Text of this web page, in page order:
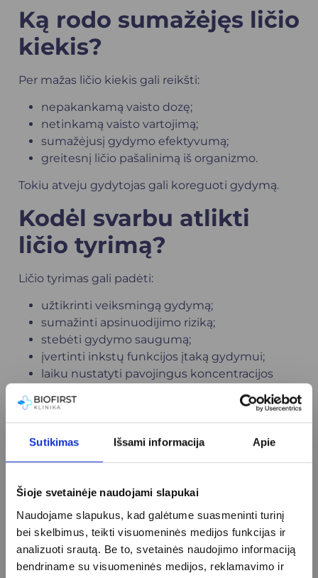
Sutikimas Išsami informacija Apie
Šioje svetainėje naudojami slapukai
Naudojame slapukus, kad galėtume suasmeninti turinį
bei skelbimus, teikti visuomeninės medijos funkcijas ir
analizuoti srautą. Be to, svetainės naudojimo informaciją
bendriname su visuomeninės medijos, reklamavimo ir
Ką rodo sumažėjęs ličio
kiekis?
Per mažas ličio kiekis gali reikšti:
nepakankamą vaisto dozę;
netinkamą vaisto vartojimą;
sumažėjusį gydymo efektyvumą;
greitesnį ličio pašalinimą iš organizmo.
Tokiu atveju gydytojas gali koreguoti gydymą.
Kodėl svarbu atlikti
ličio tyrimą?
Ličio tyrimas gali padėti:
užtikrinti veiksmingą gydymą;
sumažinti apsinuodijimo riziką;
stebėti gydymo saugumą;
įvertinti inkstų funkcijos įtaką gydymui;
laiku nustatyti pavojingus koncentracijos
Dažniausiai užduodami
klausimai
Ar dehidratacija gali paveikti ličio kiekį?
Taip, skysčių trūkumas gali padidinti ličio
koncentraciją organizme.
Ar ličio tyrimas atliekamas reguliariai?
Taip, vartojant ličio preparatus tyrimas dažniausiai